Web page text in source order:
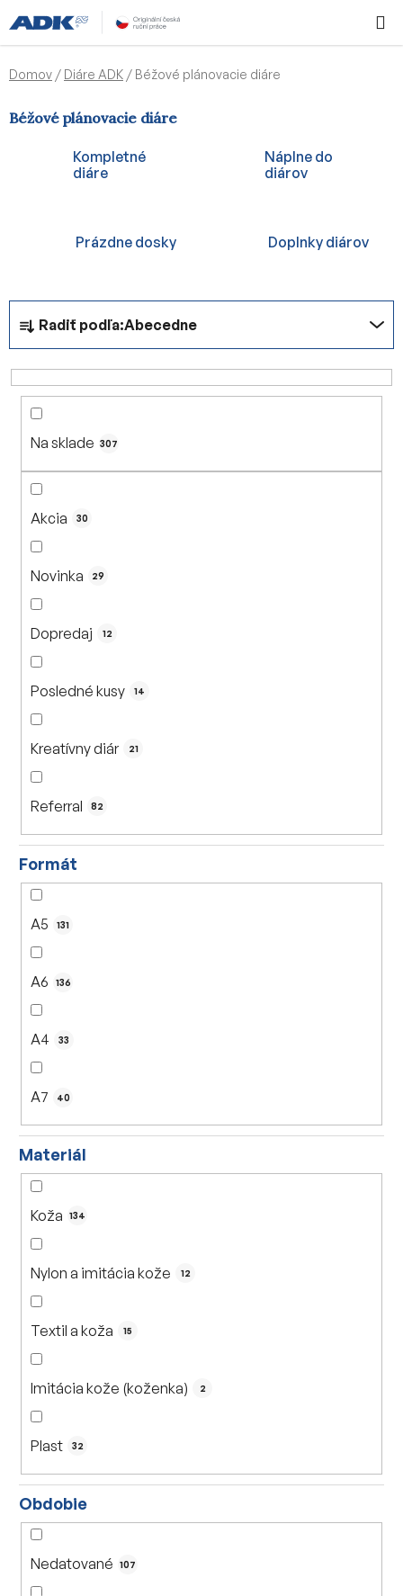
na
obsah
KOŠÍK
Domov / Diáre ADK / Béžové plánovacie diáre
Béžové plánovacie diáre
Kompletné
diáre
Náplne do
diárov
Prázdne dosky Doplnky diárov
R
d
e
n
Radiť podľa:Abecedne
Na sklade 307
Akcia 30
Novinka 29
Dopredaj 12
Posledné kusy 14
Kreatívny diár 21
Referral 82
Formát
A5 131
A6 136
A4 33
A7 40
Materiál
Koža 134
Nylon a imitácia kože 12
Textil a koža 15
Imitácia kože (koženka) 2
Plast 32
Obdobie
Nedatované 107